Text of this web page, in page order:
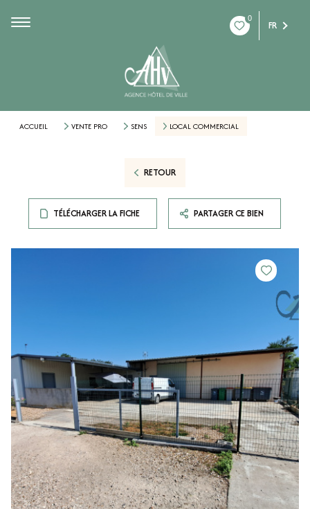
0
FR
ACCUEIL VENTE PRO SENS LOCAL COMMERCIAL
RETOUR
TÉLÉCHARGER LA FICHE PARTAGER CE BIEN